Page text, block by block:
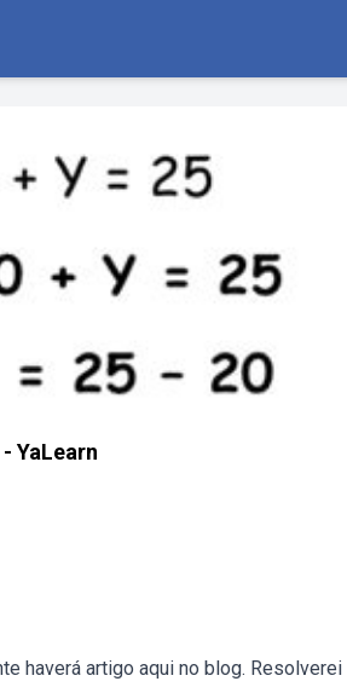
YaLearn
haverá artigo aqui no blog. Resolverei